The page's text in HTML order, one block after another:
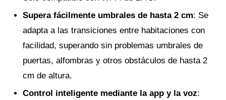
Supera fácilmente umbrales de hasta 2 cm: Se
adapta a las transiciones entre habitaciones con
facilidad, superando sin problemas umbrales de
puertas, alfombras y otros obstáculos de hasta 2
cm de altura.
Control inteligente mediante la app y la voz: